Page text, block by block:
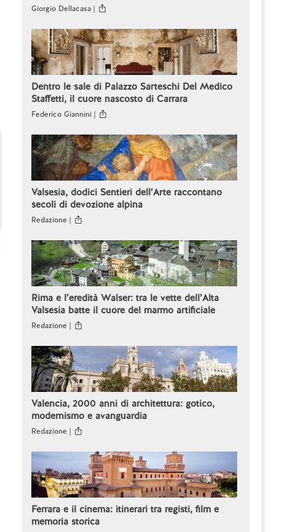
Giorgio Dellacasa |
Dentro le sale di Palazzo Sarteschi Del Medico
Staffetti, il cuore nascosto di Carrara
Federico Giannini |
Valsesia, dodici Sentieri dell’Arte raccontano
secoli di devozione alpina
Redazione |
Rima e l’eredità Walser: tra le vette dell’Alta
Valsesia batte il cuore del marmo artificiale
Redazione |
Valencia, 2000 anni di architettura: gotico,
modernismo e avanguardia
Redazione |
Ferrara e il cinema: itinerari tra registi, film e
memoria storica